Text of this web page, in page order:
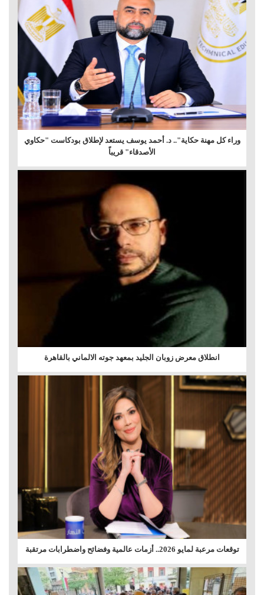
وراء كل مهنة حكاية".. د. أحمد يوسف يستعد لإطلاق بودكاست "حكاوي
الأصدقاء" قريباً
انطلاق معرض زوبان الجليد بمعهد جوته الالماني بالقاهرة
توقعات مرعبة لمايو 2026.. أزمات عالمية وفضائح واضطرابات مرتقبة